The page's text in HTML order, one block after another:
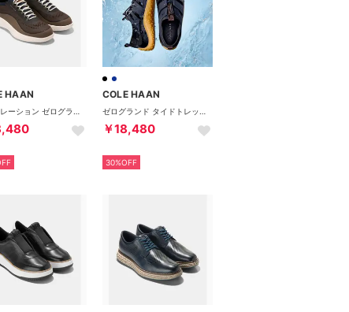
HAAN COLE HAAN
￥18,480
30%OFF